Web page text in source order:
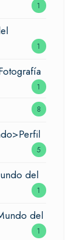
1
1
1
8
5
del
1
del
1